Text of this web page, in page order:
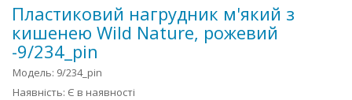
Пластиковий нагрудник м'який з
кишенею Wild Nature, рожевий
-9/234_pin
Модель: 9/234_pin
Наявність: Є в наявності